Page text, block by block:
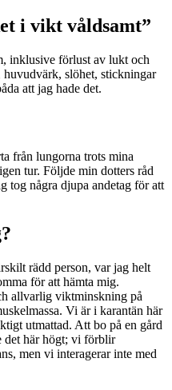
i vikt våldsamt”
inklusive förlust av lukt och
slöhet, stickningar
att jag hade det.
från lungorna trots mina
tur. Följde min dotters råd
tog några djupa andetag för att
rädd person, var jag helt
för att hämta mig.
allvarlig viktminskning på
Vi är i karantän här
utmattad. Att bo på en gård
det här högt; vi förblir
men vi interagerar inte med